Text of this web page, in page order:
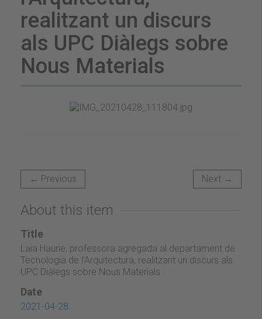
realitzant un discurs
als UPC Diàlegs sobre
Nous Materials
← Previous Next →
About this item
Title
Laia Haurie, professora agregada al departament de
Tecnologia de l'Arquitectura, realitzant un discurs als
UPC Diàlegs sobre Nous Materials
Date
2021-04-28